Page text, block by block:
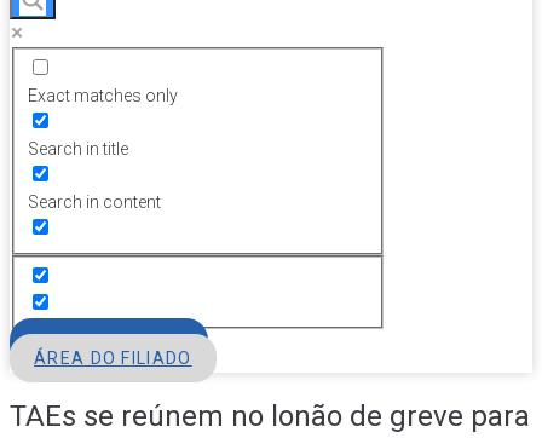
Exact matches only
Search in title
Search in content
ÁREA DO FILIADO
TAEs se reúnem no lonão de greve para